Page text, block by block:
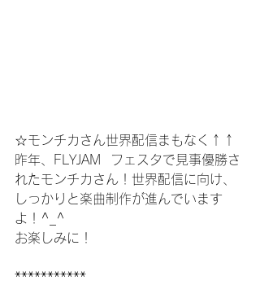
☆モンチカさん世界配信まもなく↑↑
昨年、FLYJAM  フェスタで見事優勝さ
れたモンチカさん！世界配信に向け、
しっかりと楽曲制作が進んでいます
よ！^_^
お楽しみに！
***********